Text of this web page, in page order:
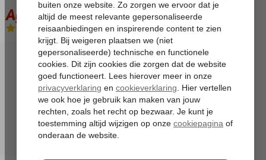
Agrabella Hotel
Halfpension-Hotel